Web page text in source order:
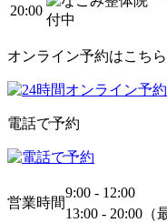
20:00
オンライン予約はこちら
電話で予約
営業時間
9:00 - 12:00
13:00 - 20:00（